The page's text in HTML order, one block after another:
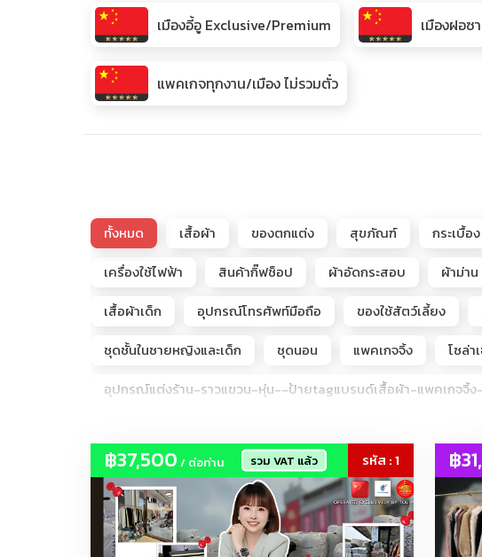
เมืองอี้อู Exclusive/Premium เมืองฝอ
แพคเกจทุกงาน/เมือง ไม่รวมตั๋ว
ทั้งหมด เสื้อผ้า ของตกแต่ง สุขภัณฑ์ กระเบื้อง
เครื่องใช้ไฟฟ้า
สินค้ากิ๊ฟช็อป ผ้าอัดกระสอบ ผ้าม่าน
เสื้อผ้าเด็ก
อุปกรณ์โทรศัพท์มือถือ ของใช้สัตว์เลี้ยง
ชุดชั้นในชายหญิงและเด็ก
ชุดนอน แพคเกจจิ้ง โซล่า
อุปกรณ์แต่งร้าน-ราวแขวน-หุ่น--ป้ายtagแบรนด์เสื้อผ้า-แพคเกจจิ้ง
โกดังลับARTTOY (ขายถูกกว่าช้อป)
เพชรแท้+เพชรแล๊บ-เพช
สิ่งทอสำหรับใช้ในบ้าน พรมและผ้าทอ เสื้อผ้าผู้ชายและผู้หญิง ชุ
วัตถุ
฿37,500 / ต่อท่าน รวม VAT แล้ว รหัส : 1 ฿